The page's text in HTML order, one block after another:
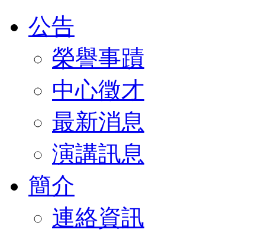
公告
榮譽事蹟
中心徵才
最新消息
演講訊息
簡介
連絡資訊